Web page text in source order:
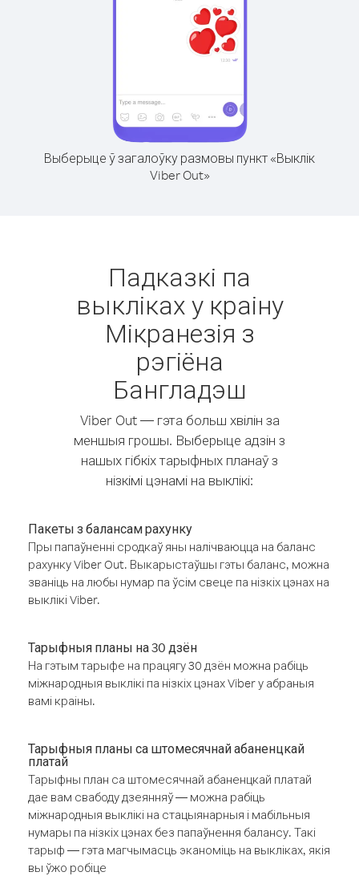
Выберыце ў загалоўку размовы пункт «Выклік
Viber Out»
Падказкі па
выкліках у краіну
Мікранезія з
рэгіёна
Бангладэш
Viber Out — гэта больш хвілін за
меншыя грошы. Выберыце адзін з
нашых гібкіх тарыфных планаў з
нізкімі цэнамі на выклікі:
Пакеты з балансам рахунку
Пры папаўненні сродкаў яны налічваюцца на баланс
рахунку Viber Out. Выкарыстаўшы гэты баланс, можна
званіць на любы нумар па ўсім свеце па нізкіх цэнах на
выклікі Viber.
Тарыфныя планы на 30 дзён
На гэтым тарыфе на працягу 30 дзён можна рабіць
міжнародныя выклікі па нізкіх цэнах Viber у абраныя
вамі краіны.
Тарыфныя планы са штомесячнай абаненцкай
платай
Тарыфны план са штомесячнай абаненцкай платай
дае вам свабоду дзеянняў — можна рабіць
міжнародныя выклікі на стацыянарныя і мабільныя
нумары па нізкіх цэнах без папаўнення балансу. Такі
тарыф — гэта магчымасць эканоміць на выкліках, якія
вы ўжо робіце